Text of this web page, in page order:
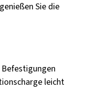
Sie die
leicht